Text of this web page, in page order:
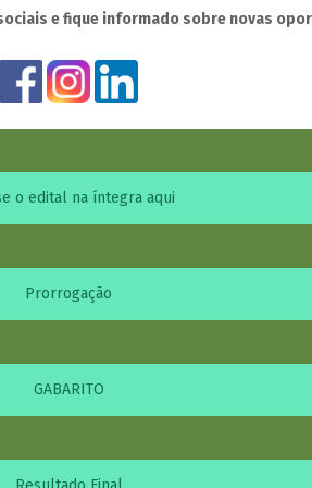
e fique informado sobre novas
o edital na íntegra aqui
Prorrogação
GABARITO